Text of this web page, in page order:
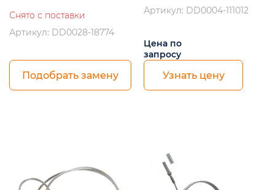
Снято с поставки
Артикул: DD0028-18774
Подобрать замену
Артикул: DD0004-111012
Цена по
запросу
Узнать цену